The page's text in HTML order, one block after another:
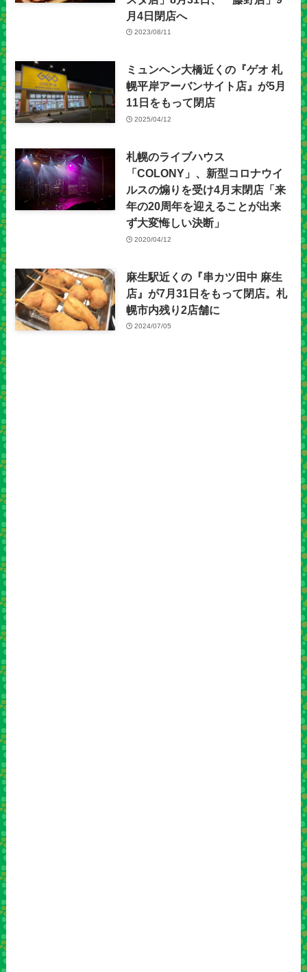
月4日閉店へ
2023/08/11
ミュンヘン大橋近くの『ゲオ 札
幌平岸アーバンサイト店』が5月
11日をもって閉店
2025/04/12
札幌のライブハウス
「COLONY」、新型コロナウイ
ルスの煽りを受け4月末閉店「来
年の20周年を迎えることが出来
ず大変悔しい決断」
2020/04/12
麻生駅近くの『串カツ田中 麻生
店』が7月31日をもって閉店。札
幌市内残り2店舗に
2024/07/05